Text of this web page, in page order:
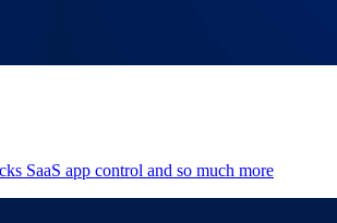
SaaS app control and so much more